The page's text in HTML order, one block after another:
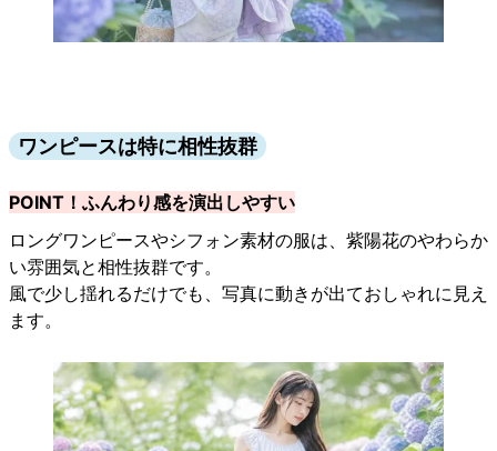
ワンピースは特に相性抜群
POINT！ふんわり感を演出しやすい
ロングワンピースやシフォン素材の服は、紫陽花のやわらか
い雰囲気と相性抜群です。
風で少し揺れるだけでも、写真に動きが出ておしゃれに見え
ます。